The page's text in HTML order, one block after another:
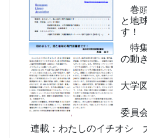
巻
と地
す！
特
の動き
地
大学
研
委員
連載：わたしのイチオシ